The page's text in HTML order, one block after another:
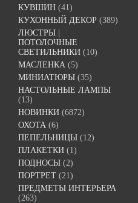
КУВШИН (41)
КУХОННЫЙ ДЕКОР (389)
ЛЮСТРЫ |
ПОТОЛОЧНЫЕ
СВЕТИЛЬНИКИ (10)
МАСЛЕНКА (5)
МИНИАТЮРЫ (35)
НАСТОЛЬНЫЕ ЛАМПЫ
(13)
НОВИНКИ (6872)
ОХОТА (6)
ПЕПЕЛЬНИЦЫ (12)
ПЛАКЕТКИ (1)
ПОДНОСЫ (2)
ПОРТРЕТ (21)
ПРЕДМЕТЫ ИНТЕРЬЕРА
(263)